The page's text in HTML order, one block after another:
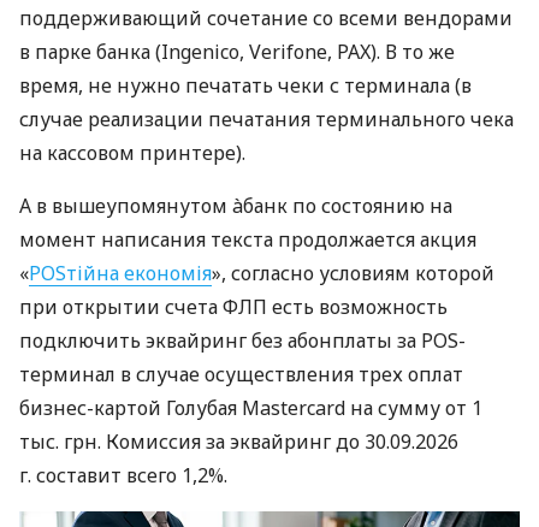
поддерживающий сочетание со всеми вендорами
в парке банка (Ingenico, Verifone, PAX). В то же
время, не нужно печатать чеки с терминала (в
случае реализации печатания терминального чека
на кассовом принтере).
А в вышеупомянутом àбанк по состоянию на
момент написания текста продолжается акция
«POSтійна економія», согласно условиям которой
при открытии счета ФЛП есть возможность
подключить эквайринг без абонплаты за POS-
терминал в случае осуществления трех оплат
бизнес-картой Голубая Mastercard на сумму от 1
тыс. грн. Комиссия за эквайринг до 30.09.2026
г. составит всего 1,2%.